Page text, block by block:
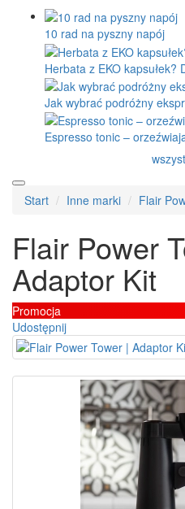
10 rad na pyszny napój
Herbata z EKO kapsułek?
Jak wybrać podróżny
Espresso tonic –
Start Inne marki Flair
Flair Power
Adaptor Kit
Promocja
Udostępnij